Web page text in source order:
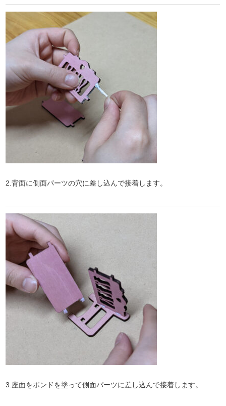
2.背面に側面パーツの穴に差し込んで接着します。
3.座面をボンドを塗って側面パーツに差し込んで接着します。